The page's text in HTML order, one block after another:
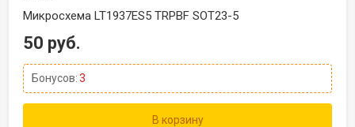
Микросхема LT1937ES5 TRPBF SOT23-5
50 руб.
Бонусов:3
В корзину